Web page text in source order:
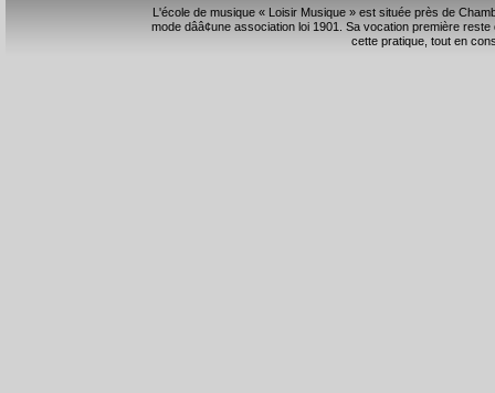
L'école de musique « Loisir Musique » est située près de
mode dââ¢une association loi 1901. Sa vocation première
cette pratique, tout en